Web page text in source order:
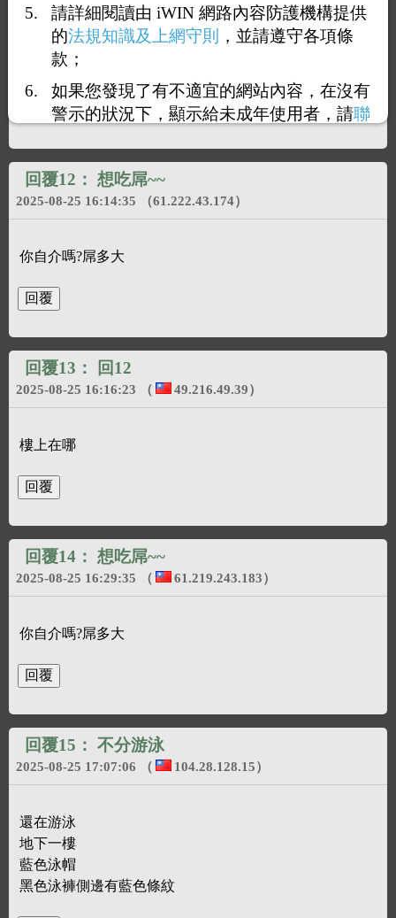
剛到泳池
有人想一起洗澡嗎
回覆12： 想吃屌~~
2025-08-25 16:14:35 （61.222.43.174）
你自介嗎?屌多大
回覆13： 回12
2025-08-25 16:16:23 （ 49.216.49.39）
樓上在哪
回覆14： 想吃屌~~
2025-08-25 16:29:35 （ 61.219.243.183）
你自介嗎?屌多大
回覆15： 不分游泳
2025-08-25 17:07:06 （ 104.28.128.15）
還在游泳
地下一樓
藍色泳帽
黑色泳褲側邊有藍色條紋
請詳細閱讀由 iWIN 網路內容防護機構提供
的法規知識及上網守則
，並請遵守各項條
款；
如果您發現了有不適宜的網站內容，在沒有
警示的狀況下，顯示給未成年使用者，請聯